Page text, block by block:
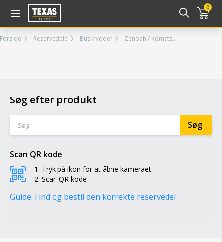
0
Forside Reservedele Buskrydder Zenoah / Komatsu
Søg efter produkt
Scan QR kode
Tryk på ikon for at åbne kameraet
Scan QR kode
Guide: Find og bestil den korrekte reservedel